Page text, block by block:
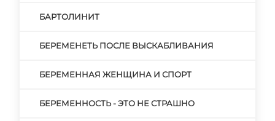
БАРТОЛИНИТ
БЕРЕМЕНЕТЬ ПОСЛЕ ВЫСКАБЛИВАНИЯ
БЕРЕМЕННАЯ ЖЕНЩИНА И СПОРТ
БЕРЕМЕННОСТЬ - ЭТО НЕ СТРАШНО